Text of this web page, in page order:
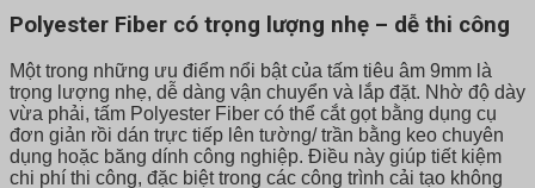
Polyester Fiber có trọng lượng nhẹ – dễ thi công
Một trong những ưu điểm nổi bật của tấm tiêu âm 9mm là
trọng lượng nhẹ, dễ dàng vận chuyển và lắp đặt. Nhờ độ dày
vừa phải, tấm Polyester Fiber có thể cắt gọt bằng dụng cụ
đơn giản rồi dán trực tiếp lên tường/ trần bằng keo chuyên
dụng hoặc băng dính công nghiệp. Điều này giúp tiết kiệm
chi phí thi công, đặc biệt trong các công trình cải tạo không